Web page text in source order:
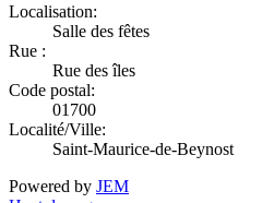
Localisation:
Salle des fêtes
Rue :
Rue des îles
Code postal:
01700
Localité/Ville:
Saint-Maurice-de-Beynost
Powered by JEM